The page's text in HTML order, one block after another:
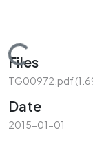
Loading...
Files
TG00972.pdf
Date
2015-01-01